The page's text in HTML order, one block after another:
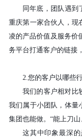
同年底，团队遇到
重庆第一家合伙人，现
凌的产品价值及服务价
务平台打通客户的链接
2.您的客户以哪些
我们的客户相对比
我们属于小团队，体量
集团也能做。 “能上刀山
这其中印象最深的